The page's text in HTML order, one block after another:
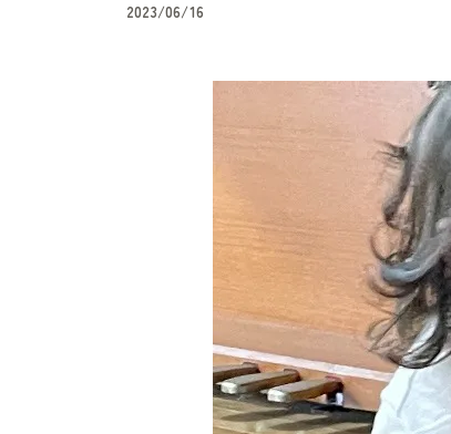
2023/06/16